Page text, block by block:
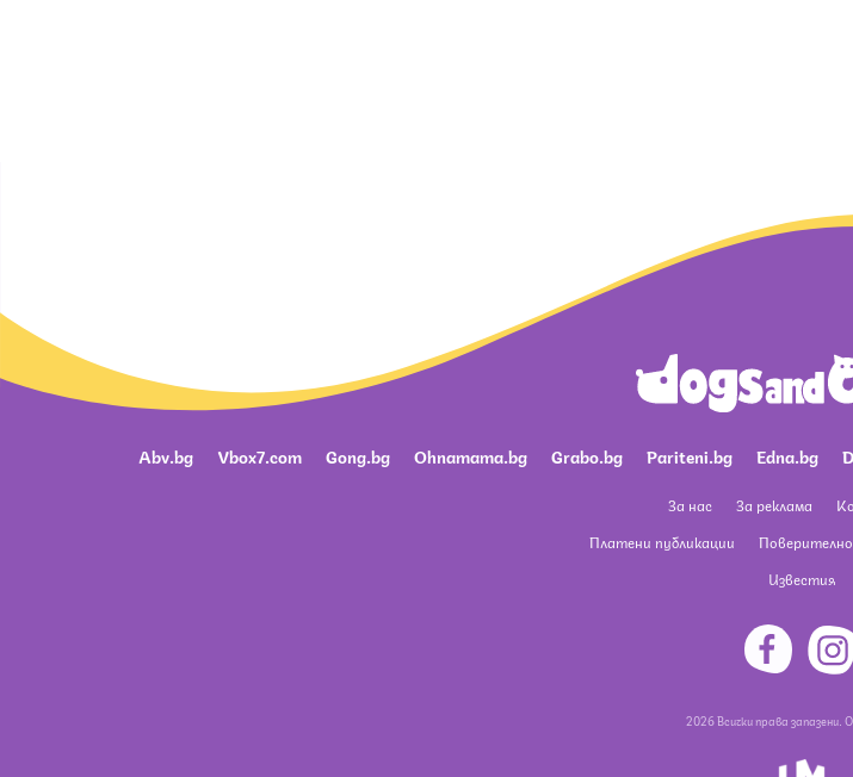
Abv.bg Vbox7.com Gong.bg Ohnamama.bg Grabo.bg Pariteni.bg Edna.bg
За нас За реклама
Платени публикации
Известия
2026 Всички права запазени.